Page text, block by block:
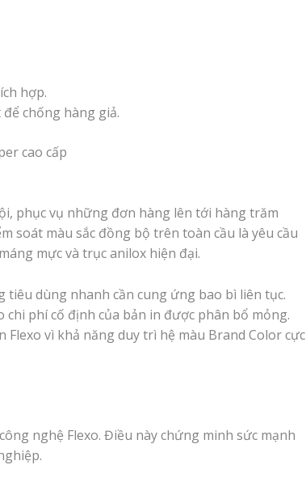
hợp.
chống hàng giả.
phục vụ những đơn hàng lên tới hàng trăm
soát màu sắc đồng bộ trên toàn cầu là yêu cầu
mực và trục anilox hiện đại.
tiêu dùng nhanh cần cung ứng bao bì liên tục.
phí cố định của bản in được phân bổ mỏng.
vì khả năng duy trì hệ màu Brand Color cực
nghệ Flexo. Điều này chứng minh sức mạnh